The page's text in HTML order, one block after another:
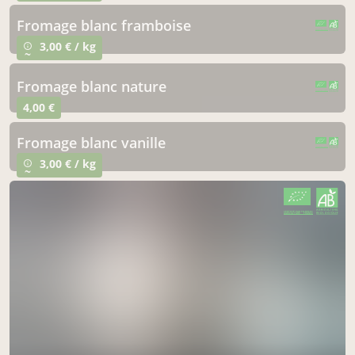
fromage blanc framboise
info_outline
~ 3,00 € / kg
fromage blanc nature
4,00 €
fromage blanc vanille
info_outline
~ 3,00 € / kg
CERTIFIÉ PAR FR-BIO-01
AGRICULTURE FRANCE